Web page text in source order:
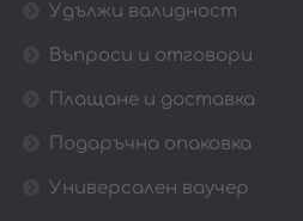
Удължи валидност
Въпроси и отговори
Плащане и доставка
Подаръчна опаковка
Универсален ваучер